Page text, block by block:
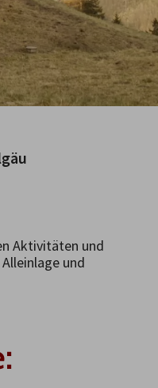
Aktivitäten und
und